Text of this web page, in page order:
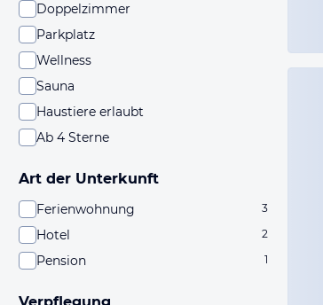
Doppelzimmer
Parkplatz
Wellness
Sauna
Haustiere erlaubt
Ab 4 Sterne
Art der Unterkunft
Ferienwohnung 3
Hotel 2
Pension 1